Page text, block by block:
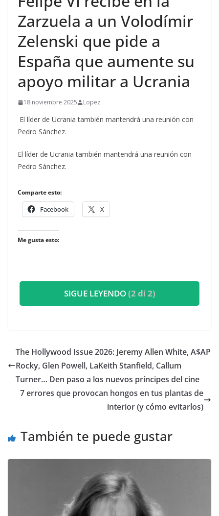
Zarzuela a un Volodímir
Zelenski que pide a
España que aumente su
apoyo militar a Ucrania
18 noviembre 2025 Lopez
El líder de Ucrania también mantendrá una reunión con
Pedro Sánchez.
​El líder de Ucrania también mantendrá una reunión con
Pedro Sánchez.
Comparte esto:
Facebook X
Me gusta esto:
SIGUE LEYENDO(2 di 2)
​The Hollywood Issue 2026: Jeremy Allen White, A$AP
Rocky, Glen Powell, LaKeith Stanfield, Callum
Turner… Den paso a los nuevos príncipes del cine
7 errores que provocan hongos en tus plantas de
interior (y cómo evitarlos)
También te puede gustar